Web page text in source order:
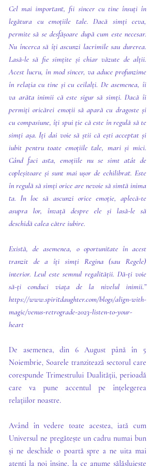
Cel mai important, fii sincer cu tine însuți în
legătura cu emoțiile tale. Dacă simți ceva,
permite să se desfășoare după cum este necesar.
Nu încerca să îți ascunzi lacrimile sau durerea.
Lasă-le să fie simțite și chiar văzute de alții.
Acest lucru, în mod sincer, va aduce profunzime
în relația cu tine și cu ceilalți. De asemenea, îi
va arăta inimii că este sigur să simți. Dacă îi
permiți oricărei emoții să apară cu dragoste și
cu compasiune, îți spui ție că este în regulă să te
simți așa. Îți dai voie să știi că ești acceptat și
iubit pentru toate emoțiile tale, mari și mici.
Când faci asta, emoțiile nu se simt atât de
copleșitoare și sunt mai ușor de echilibrat. Este
în regulă să simți orice are nevoie să simtă inima
ta. În loc să ascunzi orice emoție, aplecă-te
asupra lor, învață despre ele și lasă-le să
deschidă calea către iubire.
Există, de asemenea, o oportunitate în acest
tranzit de a îți simți Regina (sau Regele)
interior. Leul este semnul regalității. Dă-ți voie
să-ți conduci viața de la nivelul inimii.”
https://www.spiritdaughter.com/blogs/align-with-
magic/venus-retrograde-2023-listen-to-your-
heart
De asemenea, din 6 August până în 5
Noiembrie, Soarele tranzitează sectorul care
corespunde Trimestrului Dualității, perioadă
care va pune accentul pe înțelegerea
relațiilor noastre.
Având în vedere toate acestea, iată cum
Universul ne pregătește un cadru numai bun
și ne deschide o poartă spre a ne uita mai
atenți la noi înșine, la ce anume sălășluiește